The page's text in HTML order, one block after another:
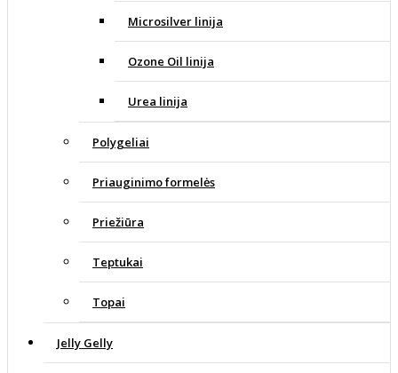
Microsilver linija
Ozone Oil linija
Urea linija
Polygeliai
Priauginimo formelės
Priežiūra
Teptukai
Topai
Jelly Gelly